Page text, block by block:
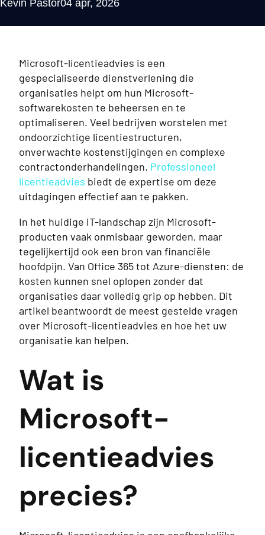
Kevin Pastor04 apr, 2026
Microsoft-licentieadvies is een
gespecialiseerde dienstverlening die
organisaties helpt om hun Microsoft-
softwarekosten te beheersen en te
optimaliseren. Veel bedrijven worstelen met
ondoorzichtige licentiestructuren,
onverwachte kostenstijgingen en complexe
contractonderhandelingen. Professioneel
licentieadvies biedt de expertise om deze
uitdagingen effectief aan te pakken.
In het huidige IT-landschap zijn Microsoft-
producten vaak onmisbaar geworden, maar
tegelijkertijd ook een bron van financiële
hoofdpijn. Van Office 365 tot Azure-diensten: de
kosten kunnen snel oplopen zonder dat
organisaties daar volledig grip op hebben. Dit
artikel beantwoordt de meest gestelde vragen
over Microsoft-licentieadvies en hoe het uw
organisatie kan helpen.
Wat is
Microsoft-
licentieadvies
precies?